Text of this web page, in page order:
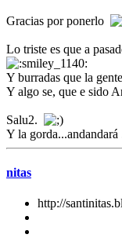
Gracias por ponerlo
Lo triste es que a
Y burradas que la
Y algo se, que e sido
Salu2.
Y la
nitas
http://